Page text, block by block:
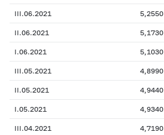
III.06.2021 5,2550
II.06.2021 5,1730
I.06.2021 5,1030
III.05.2021 4,8990
II.05.2021 4,9440
I.05.2021 4,9340
III.04.2021 4,7190